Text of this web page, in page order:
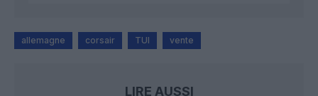
allemagne corsair TUI vente
LIRE AUSSI